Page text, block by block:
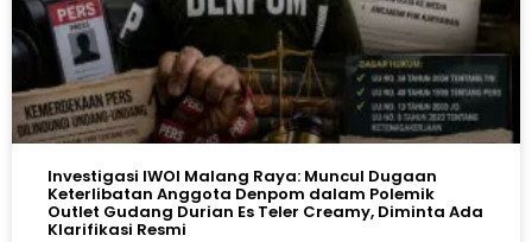
Investigasi IWOI Malang Raya: Muncul Dugaan
Keterlibatan Anggota Denpom dalam Polemik
Outlet Gudang Durian Es Teler Creamy, Diminta Ada
Klarifikasi Resmi